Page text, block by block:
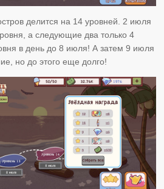
делится на 14 уровней. 2 июля
а следующие два только 4
в день до 8 июля! А затем 9 июля
но до этого еще долго!